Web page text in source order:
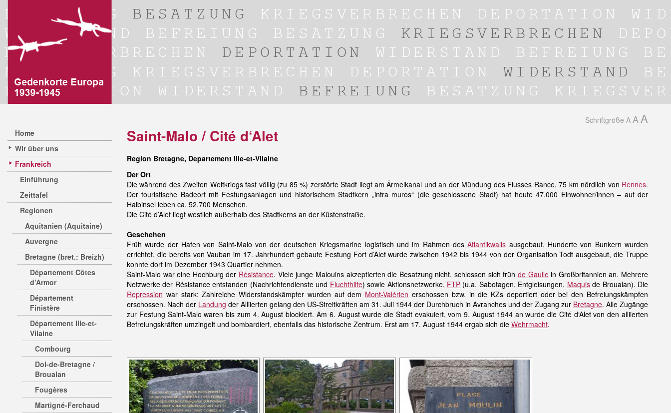
Home
Wir über uns
Frankreich
Einführung
Zeittafel
Regionen
Aquitanien (Aquitaine)
Auvergne
Bretagne (bret.: Breizh)
Département Côtes
d’Armor
Département
Finistère
Département Ille-et-
Vilaine
Combourg
Dol-de-Bretagne /
Broualan
Fougères
Martigné-Ferchaud
Schriftgröße A A A
Saint-Malo / Cité d‘Alet
Region Bretagne, Departement Ille-et-Vilaine
Der Ort
Die während des Zweiten Weltkriegs fast völlig (zu 85 %) zerstörte Stadt liegt am Ärmelkanal und an der Mündung des Flusses Rance, 75 km nördlich von Rennes.
Der touristische Badeort mit Festungsanlagen und historischem Stadtkern „intra muros“ (die geschlossene Stadt) hat heute 47.000 Einwohner/innen – auf der
Halbinsel leben ca. 52.700 Menschen.
Die Cité d’Alet liegt westlich außerhalb des Stadtkerns an der Küstenstraße.
Geschehen
Früh wurde der Hafen von Saint-Malo von der deutschen Kriegsmarine logistisch und im Rahmen desAtlantikwalls ausgebaut. Hunderte von Bunkern wurden
errichtet, die bereits von Vauban im 17. Jahrhundert gebaute Festung Fort d’Alet wurde zwischen 1942 bis 1944 von der Organisation Todt ausgebaut, die Truppe
konnte dort im Dezember 1943 Quartier nehmen.
Saint-Malo war eine Hochburg der Résistance. Viele junge Malouins akzeptierten die Besatzung nicht, schlossen sich früh de Gaullein Großbritannien an. Mehrere
Netzwerke der Résistance entstanden (Nachrichtendienste und Fluchthilfe) sowie Aktionsnetzwerke, FTP(u.a. Sabotagen, Entgleisungen, Maquisde Broualan). Die
Repression war stark: Zahlreiche Widerstandskämpfer wurden auf dem Mont-Valérien erschossen bzw. in die KZs deportiert oder bei den Befreiungskämpfen
erschossen. Nach der Landung der Alliierten gelang den US-Streitkräften am 31. Juli 1944 der Durchbruch in Avranches und der Zugang zur Bretagne. Alle Zugänge
zur Festung Saint-Malo waren bis zum 4. August blockiert. Am 6. August wurde die Stadt evakuiert, vom 9. August 1944 an wurde die Cité d‘Alet von den alliierten
Befreiungskräften umzingelt und bombardiert, ebenfalls das historische Zentrum. Erst am 17. August 1944 ergab sich die Wehrmacht.